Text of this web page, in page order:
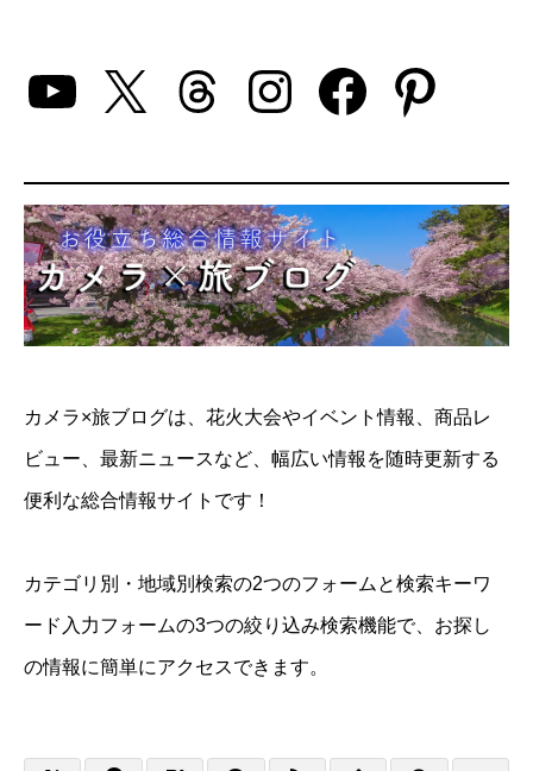
YouTube
X Threads
Instagram
カメラ×旅ブログは、花火大会やイベント情報、商品レ
ビュー、最新ニュースなど、幅広い情報を随時更新する
便利な総合情報サイトです！
カテゴリ別・地域別検索の2つのフォームと検索キーワ
ード入力フォームの3つの絞り込み検索機能で、お探し
の情報に簡単にアクセスできます。